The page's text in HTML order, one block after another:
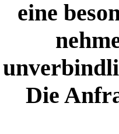
eine
Die